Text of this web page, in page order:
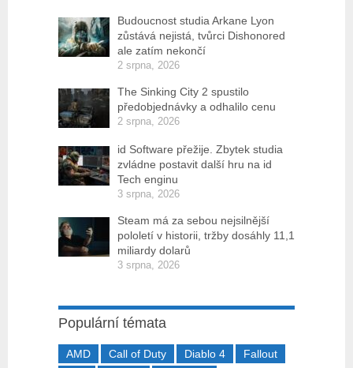
Budoucnost studia Arkane Lyon
zůstává nejistá, tvůrci Dishonored
ale zatím nekončí
2 srpna, 2026
The Sinking City 2 spustilo
předobjednávky a odhalilo cenu
2 srpna, 2026
id Software přežije. Zbytek studia
zvládne postavit další hru na id
Tech enginu
3 srpna, 2026
Steam má za sebou nejsilnější
pololetí v historii, tržby dosáhly 11,1
miliardy dolarů
3 srpna, 2026
Populární témata
AMD Call of Duty Diablo 4
Fallout